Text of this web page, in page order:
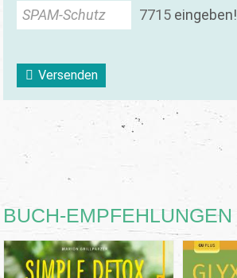
SPAM-Schutz 7715 eingeben!
Versenden
BUCH-EMPFEHLUNGEN